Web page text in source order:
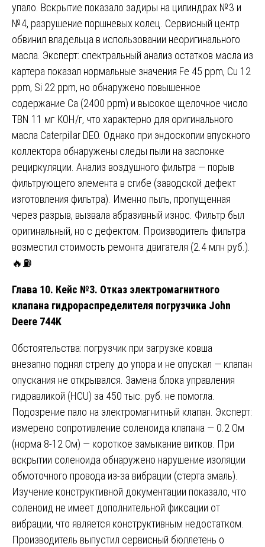
упало. Вскрытие показало задиры на цилиндрах №3 и
№4, разрушение поршневых колец. Сервисный центр
обвинил владельца в использовании неоригинального
масла. Эксперт: спектральный анализ остатков масла из
картера показал нормальные значения Fe 45 ppm, Cu 12
ppm, Si 22 ppm, но обнаружено повышенное
содержание Ca (2400 ppm) и высокое щелочное число
TBN 11 мг КОН/г, что характерно для оригинального
масла Caterpillar DEO. Однако при эндоскопии впускного
коллектора обнаружены следы пыли на заслонке
рециркуляции. Анализ воздушного фильтра — порыв
фильтрующего элемента в сгибе (заводской дефект
изготовления фильтра). Именно пыль, пропущенная
через разрыв, вызвала абразивный износ. Фильтр был
оригинальный, но с дефектом. Производитель фильтра
возместил стоимость ремонта двигателя (2.4 млн руб.).
🔥⛽
Глава 10. Кейс №3. Отказ электромагнитного
клапана гидрораспределителя погрузчика John
Deere 744K
Обстоятельства: погрузчик при загрузке ковша
внезапно поднял стрелу до упора и не опускал — клапан
опускания не открывался. Замена блока управления
гидравликой (HCU) за 450 тыс. руб. не помогла.
Подозрение пало на электромагнитный клапан. Эксперт:
измерено сопротивление соленоида клапана — 0.2 Ом
(норма 8-12 Ом) — короткое замыкание витков. При
вскрытии соленоида обнаружено нарушение изоляции
обмоточного провода из-за вибрации (стерта эмаль).
Изучение конструктивной документации показало, что
соленоид не имеет дополнительной фиксации от
вибрации, что является конструктивным недостатком.
Производитель выпустил сервисный бюллетень о